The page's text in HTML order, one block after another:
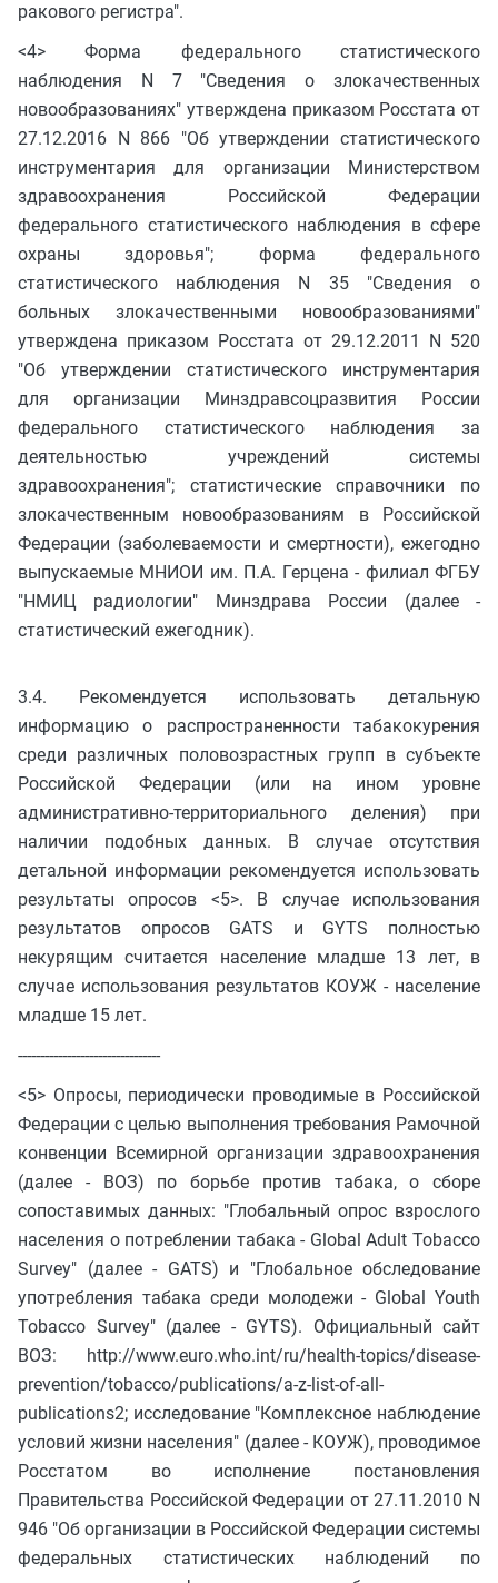
ракового регистра".
<4> Форма федерального статистического
наблюдения N 7 "Сведения о злокачественных
новообразованиях" утверждена приказом Росстата от
27.12.2016 N 866 "Об утверждении статистического
инструментария для организации Министерством
здравоохранения Российской Федерации
федерального статистического наблюдения в сфере
охраны здоровья"; форма федерального
статистического наблюдения N 35 "Сведения о
больных злокачественными новообразованиями"
утверждена приказом Росстата от 29.12.2011 N 520
"Об утверждении статистического инструментария
для организации Минздравсоцразвития России
федерального статистического наблюдения за
деятельностью учреждений системы
здравоохранения"; статистические справочники по
злокачественным новообразованиям в Российской
Федерации (заболеваемости и смертности), ежегодно
выпускаемые МНИОИ им. П.А. Герцена - филиал ФГБУ
"НМИЦ радиологии" Минздрава России (далее -
статистический ежегодник).
3.4. Рекомендуется использовать детальную
информацию о распространенности табакокурения
среди различных половозрастных групп в субъекте
Российской Федерации (или на ином уровне
административно-территориального деления) при
наличии подобных данных. В случае отсутствия
детальной информации рекомендуется использовать
результаты опросов <5>. В случае использования
результатов опросов GATS и GYTS полностью
некурящим считается население младше 13 лет, в
случае использования результатов КОУЖ - население
младше 15 лет.
--------------------------------
<5> Опросы, периодически проводимые в Российской
Федерации с целью выполнения требования Рамочной
конвенции Всемирной организации здравоохранения
(далее - ВОЗ) по борьбе против табака, о сборе
сопоставимых данных: "Глобальный опрос взрослого
населения о потреблении табака - Global Adult Tobacco
Survey" (далее - GATS) и "Глобальное обследование
употребления табака среди молодежи - Global Youth
Tobacco Survey" (далее - GYTS). Официальный сайт
ВОЗ: http://www.euro.who.int/ru/health-topics/disease-
prevention/tobacco/publications/a-z-list-of-all-
publications2; исследование "Комплексное наблюдение
условий жизни населения" (далее - КОУЖ), проводимое
Росстатом во исполнение постановления
Правительства Российской Федерации от 27.11.2010 N
946 "Об организации в Российской Федерации системы
федеральных статистических наблюдений по